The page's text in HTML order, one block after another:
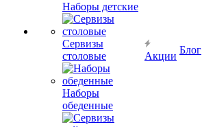
Наборы детские
Сервизы
столовые
Наборы
обеденные
Акции
Блог